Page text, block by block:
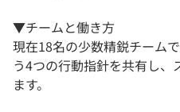
▼チームと働き方
現在18名の少数精鋭チーム
う4つの行動指針を共有し、
ます。